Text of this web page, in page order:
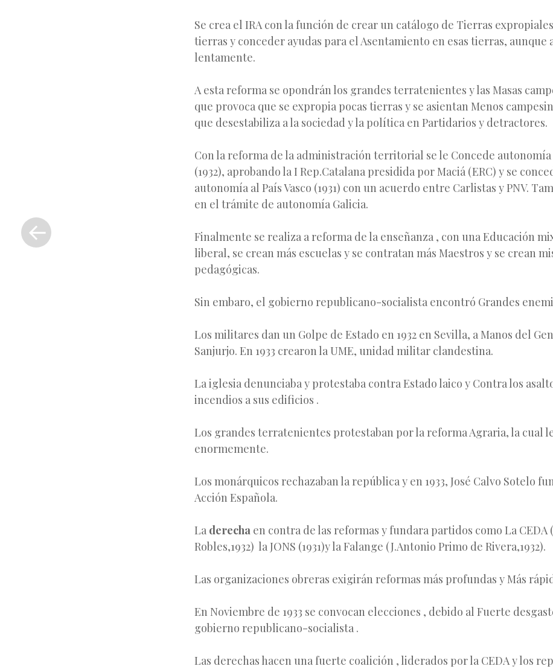
Se crea el IRA con la función de crear un catálogo de Tierras
tierras y conceder ayudas para el Asentamiento en esas tierras, aunque
lentamente.
A esta reforma se opondrán los grandes terratenientes y las Masas
que provoca que se expropia pocas tierras y se asientan Menos
que desestabiliza a la sociedad y la política en Partidarios y detractores.
Con la reforma de la administración territorial se le Concede autonomía
(1932), aprobando la I Rep.Catalana presidida por Maciá (ERC) y se
autonomía al País Vasco (1931) con un acuerdo entre Carlistas y PNV.
en el trámite de autonomía Galicia.
Finalmente se realiza a reforma de la enseñanza , con una Educación
liberal, se crean más escuelas y se contratan más Maestros y se crean
pedagógicas.
Sin embaro, el gobierno republicano-socialista encontró Grandes
Los militares dan un Golpe de Estado en 1932 en Sevilla, a Manos del
Sanjurjo. En 1933 crearon la UME, unidad militar clandestina.
La iglesia denunciaba y protestaba contra Estado laico y Contra los
incendios a sus edificios .
Los grandes terratenientes protestaban por la reforma Agraria, la cual
enormemente.
Los monárquicos rechazaban la república y en 1933, José Calvo Sotelo
Acción Española.
La derecha en contra de las reformas y fundara partidos como La CEDA
Robles,1932) la JONS (1931)y la Falange (J.Antonio Primo de Rivera,1932).
Las organizaciones obreras exigirán reformas más profundas y Más
En Noviembre de 1933 se convocan elecciones , debido al Fuerte
gobierno republicano-socialista .
Las derechas hacen una fuerte coalición , liderados por la CEDA y los
Entrada
anterior